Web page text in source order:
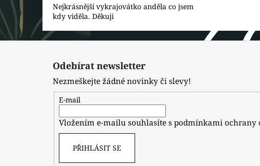
Nejkrásnější vykrajovátko anděla co jsem
kdy viděla. Děkuji
Odebírat newsletter
Nezmeškejte žádné novinky či slevy!
E-mail
Vložením e-mailu souhlasíte spodmínkami ochrany
PŘIHLÁSIT SE